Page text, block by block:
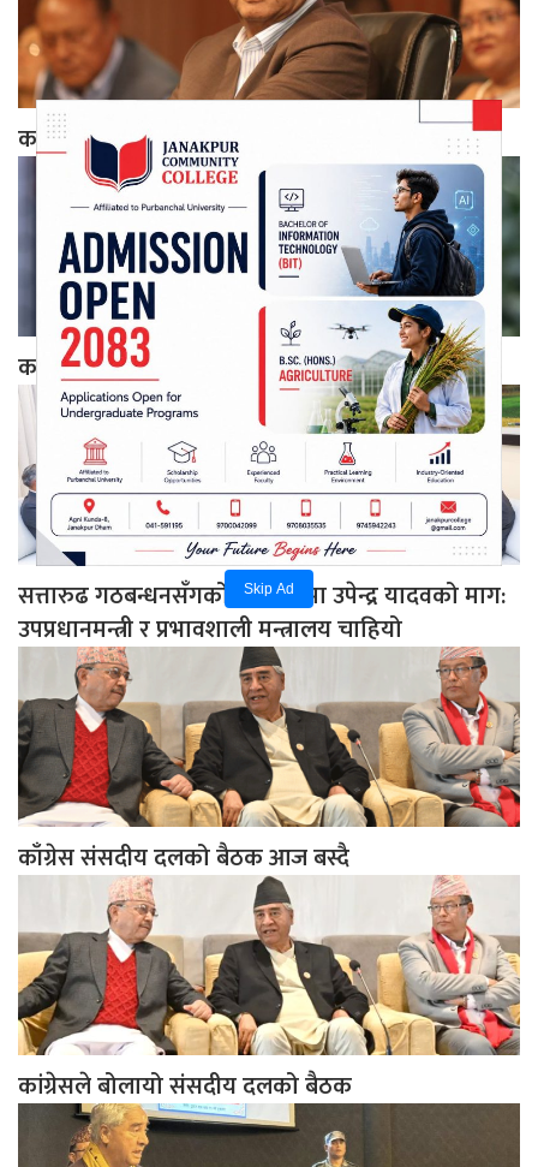
Skip Ad
कांग्रेसको पदाधिकारी बैठक देउवा निवासमा जारी
कांग्रेस शीर्ष नेतृत्वसँग देउवा छलफलमा
सत्तारुढ गठबन्धनसँगको छलफलमा उपेन्द्र यादवको माग:
उपप्रधानमन्त्री र प्रभावशाली मन्त्रालय चाहियो
काँग्रेस संसदीय दलको बैठक आज बस्दै
कांग्रेसले बोलायो संसदीय दलको बैठक